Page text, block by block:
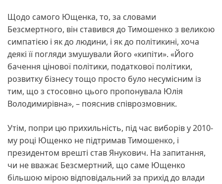
Щодо самого Ющенка, то, за словами
Безсмертного, він ставився до Тимошенко з великою
симпатією і як до людини, і як до політикині, хоча
деякі її погляди змушували його «кипіти». «Його
бачення цінової політики, податкової політики,
розвитку бізнесу тощо просто було несумісним із
тим, що з стосовно цього пропонувала Юлія
Володимирівна», – пояснив співрозмовник.
Утім, попри цю прихильність, під час виборів у 2010-
му році Ющенко не підтримав Тимошенко, і
президентом врешті став Янукович. На запитання,
чи не вважає Безсмертний, що саме Ющенко
більшою мірою відповідальний за прихід до влади